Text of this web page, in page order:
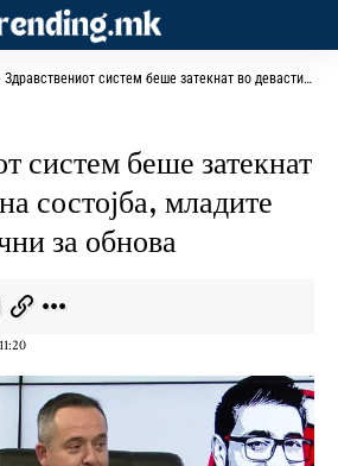
Здравствениот систем беше затекнат во девастирана состојба, младите кадри се клучни за обнова
систем беше затекнат
состојба, младите
за обнова